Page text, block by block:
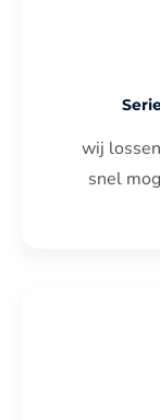
wij
snel